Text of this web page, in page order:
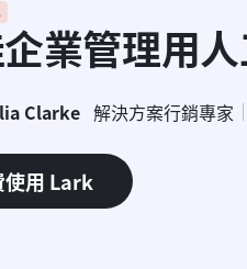
業管理用
Clarke 解決方案行銷專家
使用 Lark